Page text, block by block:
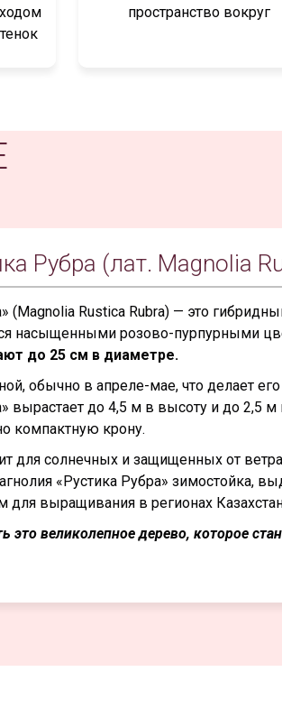
пространство вокруг
Рубра (лат. Magnolia
(Magnolia Rustica Rubra) — это
насыщенными розово-пурпурными
до 25 см в диаметре.
обычно в апреле-мае, что делает
вырастает до 4,5 м в высоту и до 2,5
компактную крону.
для солнечных и защищенных от
«Рустика Рубра» зимостойка,
для выращивания в регионах
это великолепное дерево, которое